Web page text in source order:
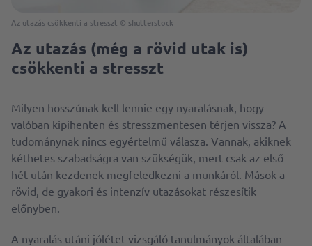
Az utazás csökkenti a stresszt © shutterstock
Az utazás (még a rövid utak is)
csökkenti a stresszt
Milyen hosszúnak kell lennie egy nyaralásnak, hogy
valóban kipihenten és stresszmentesen térjen vissza? A
tudománynak nincs egyértelmű válasza. Vannak, akiknek
kéthetes szabadságra van szükségük, mert csak az első
hét után kezdenek megfeledkezni a munkáról. Mások a
rövid, de gyakori és intenzív utazásokat részesítik
előnyben.
A nyaralás utáni jólétet vizsgáló tanulmányok általában